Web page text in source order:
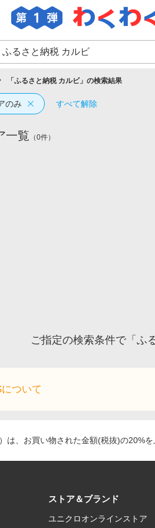
ショッピング
「 ふるさと納税 カルビ」の検索結果
のみ すべて解除
一覧 （0件）
ご指定の検索条件で「ふ
ついて
は、お買い物された金額(税抜)の20%
ストア＆ブランド
ユニクロオンラインストア